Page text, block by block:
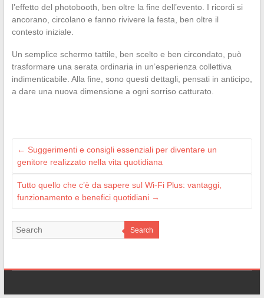
l’effetto del photobooth, ben oltre la fine dell’evento. I ricordi si
ancorano, circolano e fanno rivivere la festa, ben oltre il
contesto iniziale.
Un semplice schermo tattile, ben scelto e ben circondato, può
trasformare una serata ordinaria in un’esperienza collettiva
indimenticabile. Alla fine, sono questi dettagli, pensati in anticipo,
a dare una nuova dimensione a ogni sorriso catturato.
← Suggerimenti e consigli essenziali per diventare un
genitore realizzato nella vita quotidiana
Tutto quello che c’è da sapere sul Wi-Fi Plus: vantaggi,
funzionamento e benefici quotidiani →
Search